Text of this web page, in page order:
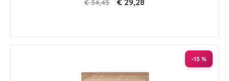
€ 34,45 € 29,28
-15 %